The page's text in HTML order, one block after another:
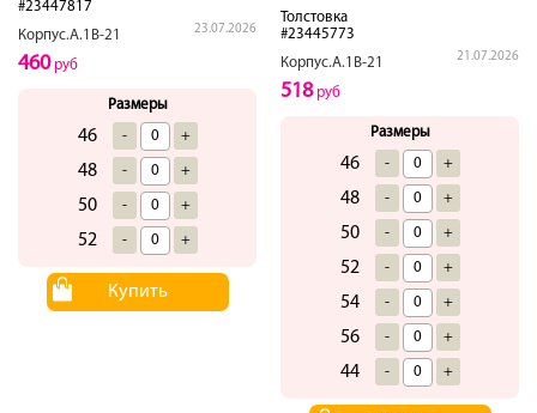
#23447817
Корпус.А.1В-21
23.07.2026
460руб
Размеры
46 - +
48 - +
50 - +
52 - +
Купить
Толстовка
#23445773
Корпус.А.1В-21
21.07.2026
518руб
Размеры
46 - +
48 - +
50 - +
52 - +
54 - +
56 - +
44 - +